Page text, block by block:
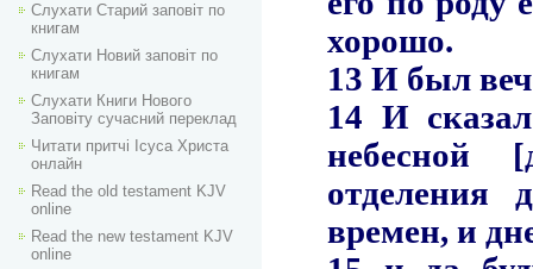
Слухати Старий заповіт по
книгам
Слухати Новий заповіт по
книгам
Слухати Книги Нового
Заповіту сучасний переклад
Читати притчі Ісуса Христа
онлайн
Read the old testament KJV
online
Read the new testament KJV
online